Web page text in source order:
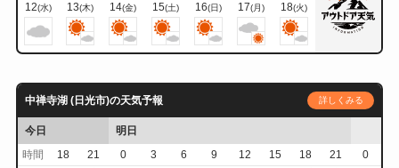
12(水) 13(木) 14(金) 15(土) 16(日) 17(月) 18(火)
中禅寺湖 (日光市)の天気予報 詳しくみる
今日
明日
時間
18 21 0 3 6 9 12 15 18 21
0